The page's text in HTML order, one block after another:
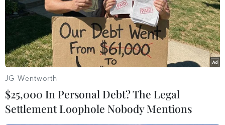
JG Wentworth
$25,000 In Personal Debt? The Legal
Settlement Loophole Nobody Mentions